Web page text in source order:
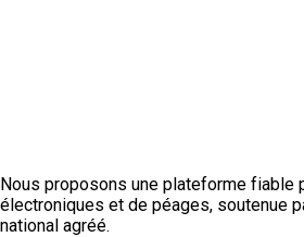
Nous proposons une plateforme fiable
électroniques et de péages, soutenue
national agréé.